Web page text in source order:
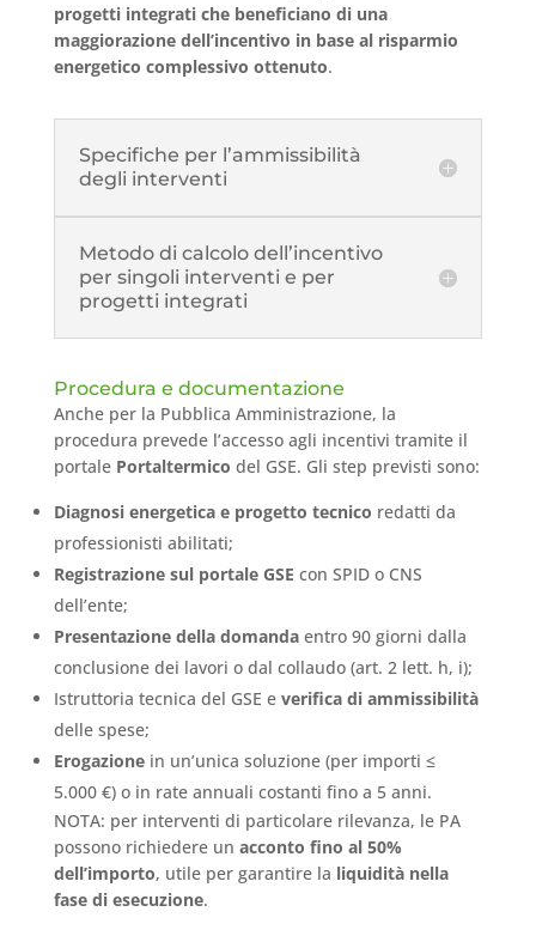
progetti integrati che beneficiano di una
maggiorazione dell’incentivo in base al risparmio
energetico complessivo ottenuto.
Specifiche per l’ammissibilità
degli interventi
Metodo di calcolo dell’incentivo
per singoli interventi e per
progetti integrati
Procedura e documentazione
Anche per la Pubblica Amministrazione, la
procedura prevede l’accesso agli incentivi tramite il
portale Portaltermico del GSE. Gli step previsti sono:
Diagnosi energetica e progetto tecnico redatti da
professionisti abilitati;
Registrazione sul portale GSE con SPID o CNS
dell’ente;
Presentazione della domandaentro 90 giorni dalla
conclusione dei lavori o dal collaudo (art. 2 lett. h, i);
Istruttoria tecnica del GSE e verifica di ammissibilità
delle spese;
Erogazionein un’unica soluzione (per importi ≤
5.000 €) o in rate annuali costanti fino a 5 anni.
NOTA: per interventi di particolare rilevanza, le PA
possono richiedere un acconto fino al 50%
dell’importo, utile per garantire la liquidità nella
fase di esecuzione.